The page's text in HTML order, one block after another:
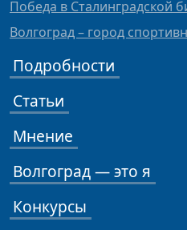
Победа в Сталинградской
Волгоград – город
Подробности
Статьи
Мнение
Волгоград — это я
Конкурсы